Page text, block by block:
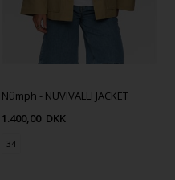
Nümph - NUVIVALLI JACKET
1.400,00 DKK
34